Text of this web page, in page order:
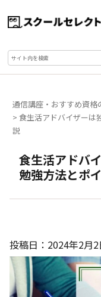
通信講座・おすすめ資格
>食生活アドバイザーは
説
食生活アドバ
勉強方法とポ
投稿日：2024年2月